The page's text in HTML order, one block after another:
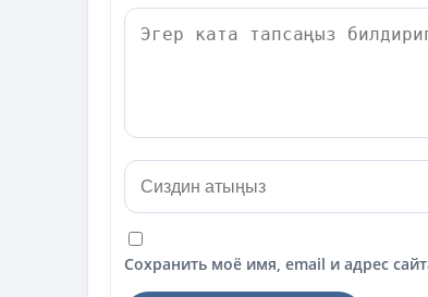
Сохранить моё имя, email и адрес